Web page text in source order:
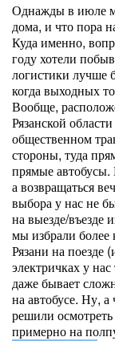
Однажды в июле
дома, и что пора
Куда именно,
году хотели
логистики лучше
когда выходных
Вообще,
Рязанской
общественном
стороны, туда
прямые автобусы.
а возвращаться
выбора у нас не
на выезде/
мы избрали более
Рязани на поезде
электричках у
даже бывает
на автобусе. Ну,
решили
примерно на